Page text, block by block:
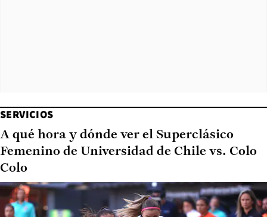
SERVICIOS
A qué hora y dónde ver el Superclásico
Femenino de Universidad de Chile vs. Colo
Colo